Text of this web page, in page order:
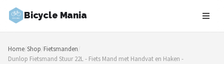
Bicycle Mania
Zoeken
NAVIGATIE
Home/Shop/Fietsmanden/
Dunlop Fietsmand Stuur 22L - Fiets Mand met Handvat en Haken -